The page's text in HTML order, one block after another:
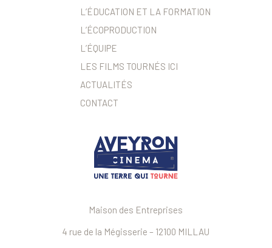
L’ÉDUCATION ET LA FORMATION
L’ÉCOPRODUCTION
L’ÉQUIPE
LES FILMS TOURNÉS ICI
ACTUALITÉS
CONTACT
Maison des Entreprises
4 rue de la Mégisserie – 12100 MILLAU